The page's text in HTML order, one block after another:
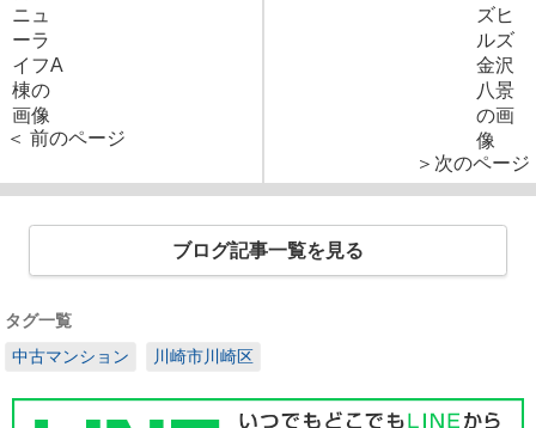
＜ 前のページ
＞次のページ
ブログ記事一覧を見る
タグ一覧
中古マンション
川崎市川崎区